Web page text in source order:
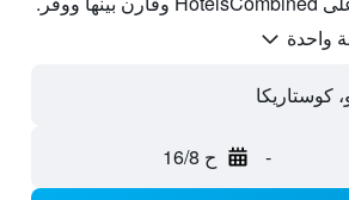
كوستاريكا
- ح 16/8